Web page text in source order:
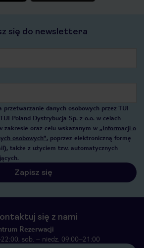
się do newslettera
przetwarzanie danych osobowych przez TUI
Poland Dystrybucja Sp. z o.o. w celach
zakresie oraz celu wskazanym w „Informacji o
osobowych”, poprzez elektroniczną formę
także z użyciem tzw. automatycznych
Zapisz się
się z nami
Rezerwacji
sob. – niedz. 09:00–21:00